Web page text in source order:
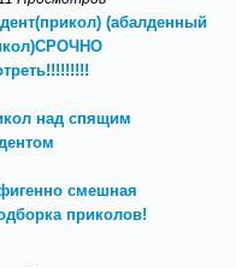
(абалденный
над спящим
смешная
приколов!